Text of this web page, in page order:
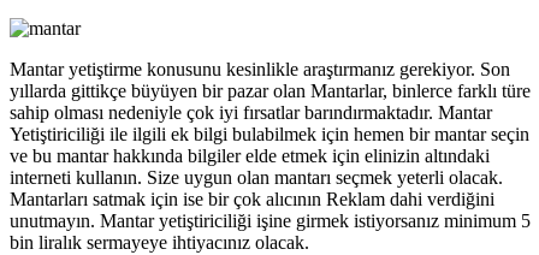
Mantar yetiştirme konusunu kesinlikle araştırmanız gerekiyor. Son
yıllarda gittikçe büyüyen bir pazar olan Mantarlar, binlerce farklı türe
sahip olması nedeniyle çok iyi fırsatlar barındırmaktadır. Mantar
Yetiştiriciliği ile ilgili ek bilgi bulabilmek için hemen bir mantar seçin
ve bu mantar hakkında bilgiler elde etmek için elinizin altındaki
interneti kullanın. Size uygun olan mantarı seçmek yeterli olacak.
Mantarları satmak için ise bir çok alıcının Reklam dahi verdiğini
unutmayın. Mantar yetiştiriciliği işine girmek istiyorsanız minimum 5
bin liralık sermayeye ihtiyacınız olacak.